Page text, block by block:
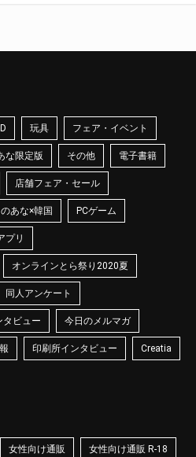
玩具 フェア・イベント
な限定版 その他 電子書籍
店舗フェア・セール
あな×韓国 PCゲーム
プリ
オンラインとら祭り2020夏
同人アンケート
タビュー 今日のメルマガ
印刷所インタビュー Creatia
女性向け通販 女性向け通販 R-18